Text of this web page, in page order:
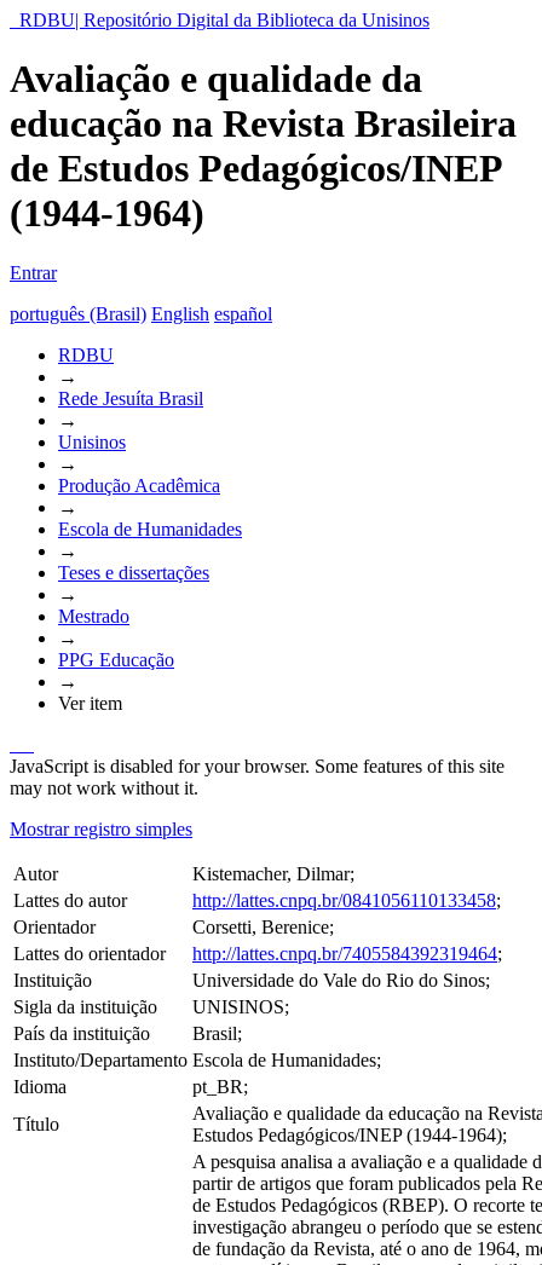
RDBU| Repositório Digital da Biblioteca da Unisinos
Avaliação e qualidade da
educação na Revista Brasileira
de Estudos Pedagógicos/INEP
(1944-1964)
Entrar
português (Brasil) English español
RDBU
→
Rede Jesuíta Brasil
→
Unisinos
→
Produção Acadêmica
→
Escola de Humanidades
→
Teses e dissertações
→
Mestrado
→
PPG Educação
→
Ver item
JavaScript is disabled for your browser. Some features of this site
may not work without it.
Mostrar registro simples
Autor
Kistemacher, Dilmar;
Lattes do autor
http://lattes.cnpq.br/0841056110133458;
Orientador
Corsetti, Berenice;
Lattes do orientador
http://lattes.cnpq.br/7405584392319464;
Instituição
Universidade do Vale do Rio do Sinos;
Sigla da instituição
UNISINOS;
País da instituição
Brasil;
Instituto/Departamento Escola de Humanidades;
Idioma
pt_BR;
Título
Avaliação e qualidade da educação na
Estudos Pedagógicos/INEP (1944-1964);
A pesquisa analisa a avaliação e a qualidade
partir de artigos que foram publicados pela
de Estudos Pedagógicos (RBEP). O recorte
investigação abrangeu o período que se
de fundação da Revista, até o ano de 1964,